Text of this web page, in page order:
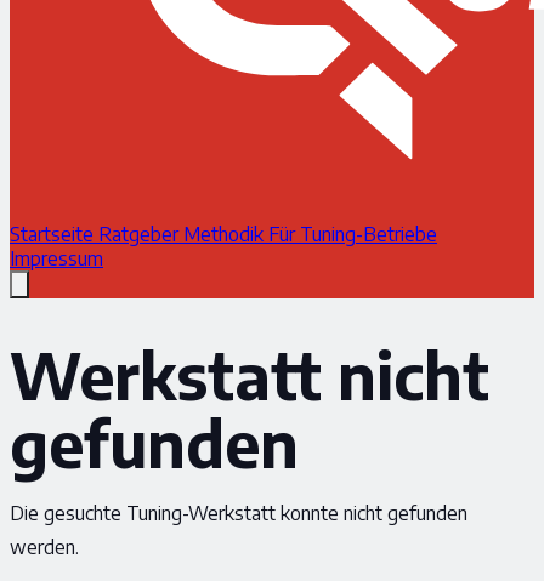
Startseite Ratgeber Methodik Für Tuning-Betriebe
Impressum
Werkstatt nicht
gefunden
Die gesuchte Tuning-Werkstatt konnte nicht gefunden
werden.